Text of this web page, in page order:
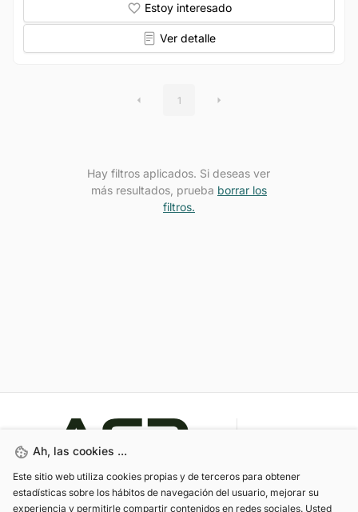
Estoy interesado
Ver detalle
1
Hay filtros aplicados. Si deseas ver
más resultados, prueba borrar los
filtros.
Ah, las cookies ...
Este sitio web utiliza cookies propias y de terceros para obtener
estadísticas sobre los hábitos de navegación del usuario, mejorar su
experiencia y permitirle compartir contenidos en redes sociales. Usted